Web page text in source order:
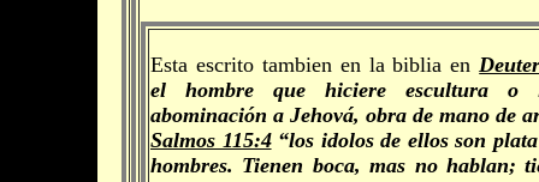
Esta escrito tambien en la biblia en
el hombre que hiciere escultura o
abominación a Jehová, obra de mano de
Salmos 115:4“los idolos de ellos son
hombres. Tienen boca, mas no hablan;